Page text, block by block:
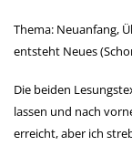
Thema: Neuanfang,
entsteht Neues
Die beiden
lassen und nach
erreicht, aber ich